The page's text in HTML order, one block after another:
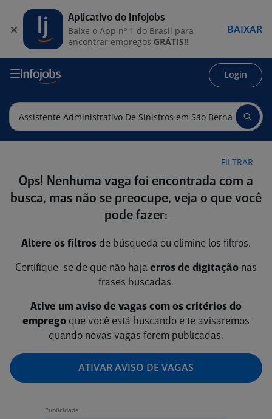
Login
FILTRAR
Ops! Nenhuma vaga foi encontrada com a
busca, mas não se preocupe, veja o que você
pode fazer:
Altere os filtros de búsqueda ou elimine los filtros.
Certifique-se de que não haja erros de digitação nas
frases buscadas.
Ative um aviso de vagas com os critérios do
emprego que você está buscando e te avisaremos
quando novas vagas forem publicadas.
ATIVAR AVISO DE VAGAS
Aplicativo do Infojobs
Baixe o App nº 1 do Brasil para
encontrar empregos GRÁTIS!!
BAIXAR